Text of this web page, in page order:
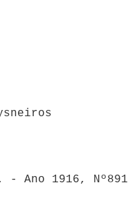
- Ano 1916, Nº891